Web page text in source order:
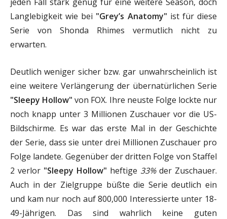
Langlebigkeit wie bei "Grey’s Anatomy" ist für diese
Serie von Shonda Rhimes vermutlich nicht zu
erwarten.
Deutlich weniger sicher bzw. gar unwahrscheinlich ist
eine weitere Verlängerung der übernatürlichen Serie
"Sleepy Hollow" von FOX. Ihre neuste Folge lockte nur
noch knapp unter 3 Millionen Zuschauer vor die US-
Bildschirme. Es war das erste Mal in der Geschichte
der Serie, dass sie unter drei Millionen Zuschauer pro
Folge landete. Gegenüber der dritten Folge von Staffel
2 verlor "Sleepy Hollow" heftige 33%der Zuschauer.
Auch in der Zielgruppe büßte die Serie deutlich ein
und kam nur noch auf 800,000 Interessierte unter 18-
49-Jährigen. Das sind wahrlich keine guten